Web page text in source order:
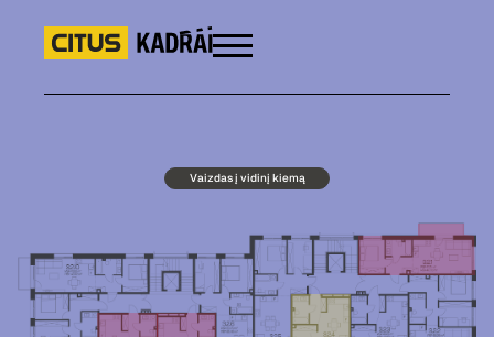
Vaizdas į vidinį kiemą